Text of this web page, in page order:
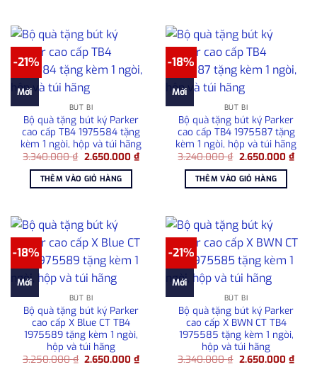
-21%
Mới
BÚT BI
Bộ quà tặng bút ký Parker
cao cấp TB4 1975584 tặng
kèm 1 ngòi, hộp và túi hãng
3.340.000₫ Giá
là:
3.340.000 ₫.
2.650.000 ₫Giá
hiện
2.650.000 ₫.
THÊM VÀO GIỎ HÀNG
-18%
Mới
BÚT BI
Bộ quà tặng bút ký Parker
cao cấp TB4 1975587 tặng
kèm 1 ngòi, hộp và túi hãng
3.240.000₫ Giá
là:
3.240.000 ₫.
2.650.000 ₫Giá
hiện
THÊM VÀO GIỎ HÀNG
-18%
Mới
BÚT BI
Bộ quà tặng bút ký Parker
cao cấp X Blue CT TB4
1975589 tặng kèm 1 ngòi,
hộp và túi hãng
3.250.000₫ Giá
2.650.000₫Giá
-21%
Mới
BÚT BI
Bộ quà tặng bút ký Parker
cao cấp X BWN CT TB4
1975585 tặng kèm 1 ngòi,
hộp và túi hãng
3.340.000₫ Giá
2.650.000 ₫Giá